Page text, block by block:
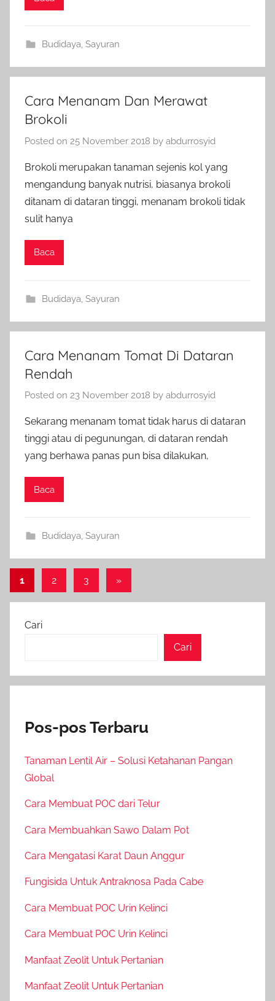
Budidaya, Sayuran
Cara Menanam Dan Merawat
Brokoli
Posted on 25 November 2018 by abdurrosyid
Brokoli merupakan tanaman sejenis kol yang
mengandung banyak nutrisi, biasanya brokoli
ditanam di dataran tinggi, menanam brokoli tidak
sulit hanya
Baca
Budidaya Sayuran
Cara Menanam Tomat Di Dataran
Rendah
Posted on 23 November 2018 by abdurrosyid
Sekarang menanam tomat tidak harus di dataran
tinggi atau di pegunungan, di dataran rendah
yang berhawa panas pun bisa dilakukan,
Baca
Budidaya, Sayuran
Paginasi
pos
1 2 3
Next
»
Cari
Cari
Pos-pos Terbaru
Tanaman Lentil Air – Solusi Ketahanan Pangan
Global
Cara Membuat POC dari Telur
Cara Membuahkan Sawo Dalam Pot
Cara Mengatasi Karat Daun Anggur
Fungisida Untuk Antraknosa Pada Cabe
Cara Membuat POC Urin Kelinci
Cara Membuat POC Urin Kelinci
Manfaat Zeolit Untuk Pertanian
Manfaat Zeolit Untuk Pertanian